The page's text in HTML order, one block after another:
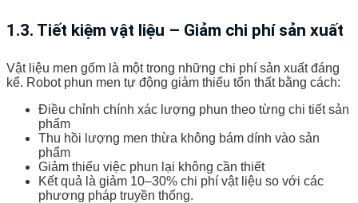
1.3. Tiết kiệm vật liệu – Giảm chi phí sản xuất
Vật liệu men gốm là một trong những chi phí sản xuất đáng
kể. Robot phun men tự động giảm thiểu tổn thất bằng cách:
Điều chỉnh chính xác lượng phun theo từng chi tiết sản
phẩm
Thu hồi lượng men thừa không bám dính vào sản
phẩm
Giảm thiểu việc phun lại không cần thiết
Kết quả là giảm 10–30% chi phí vật liệu so với các
phương pháp truyền thống.